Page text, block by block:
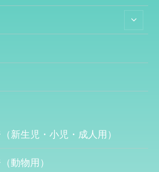
新生児・小児・成人用）
動物用）